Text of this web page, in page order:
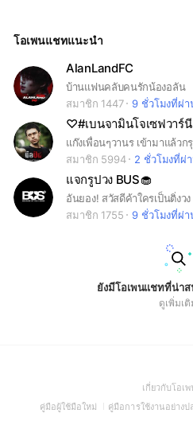
โอเพนแชทแนะนำ
AlanLandFC
บ้านแฟนคลับคนรักน้องอลัน
สมาชิก 1447
9 ชั่วโมงที่ผ่า
♡#เบนจามินโจเซฟวาร์
สมาชิก 5994
2 ชั่วโมงที่ผ่
แจกรูปวง BUS🧁
สมาชิก 1755
9 ชั่วโมงที่ผ่า
ยังมีโอเพนแชทที่น่า
ดูเพิ่มเติ
เกี่ยวกับโอเ
คู่มือผู้ใช้มือใหม่
(Open
คู่มือการใช้งานอย่าง